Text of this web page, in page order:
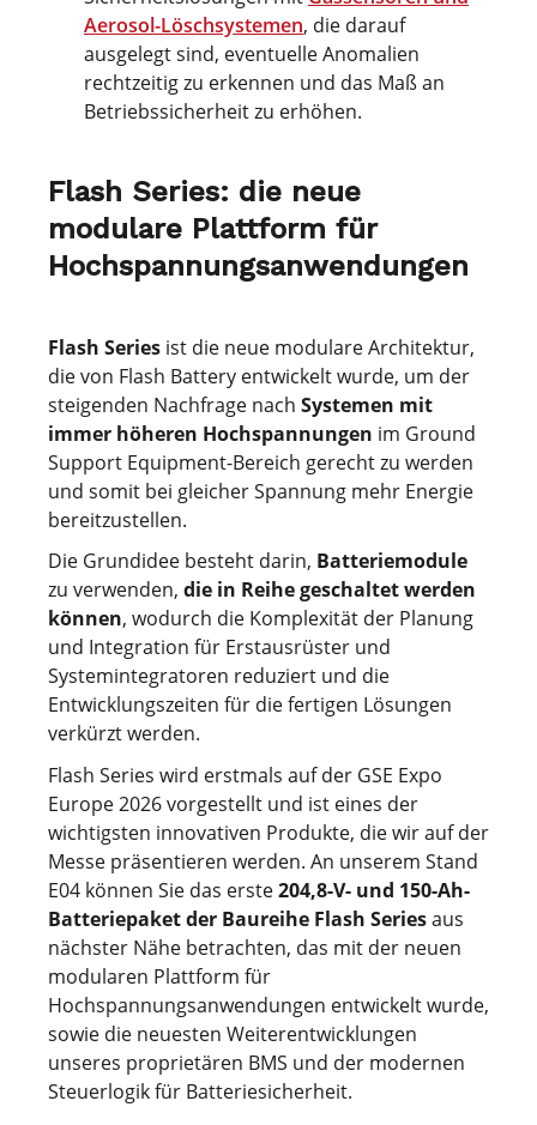
Aerosol-Löschsystemen, die darauf
ausgelegt sind, eventuelle Anomalien
rechtzeitig zu erkennen und das Maß an
Betriebssicherheit zu erhöhen.
Flash Series: die neue
modulare Plattform für
Hochspannungsanwendungen
Flash Series ist die neue modulare Architektur,
die von Flash Battery entwickelt wurde, um der
steigenden Nachfrage nach Systemen mit
immer höheren Hochspannungen im Ground
Support Equipment-Bereich gerecht zu werden
und somit bei gleicher Spannung mehr Energie
bereitzustellen.
Die Grundidee besteht darin, Batteriemodule
zu verwenden, die in Reihe geschaltet werden
können, wodurch die Komplexität der Planung
und Integration für Erstausrüster und
Systemintegratoren reduziert und die
Entwicklungszeiten für die fertigen Lösungen
verkürzt werden.
Flash Series wird erstmals auf der GSE Expo
Europe 2026 vorgestellt und ist eines der
wichtigsten innovativen Produkte, die wir auf der
Messe präsentieren werden. An unserem Stand
E04 können Sie das erste204,8-V- und 150-Ah-
Batteriepaket der Baureihe Flash Seriesaus
nächster Nähe betrachten, das mit der neuen
modularen Plattform für
Hochspannungsanwendungen entwickelt wurde,
sowie die neuesten Weiterentwicklungen
unseres proprietären BMS und der modernen
Steuerlogik für Batteriesicherheit.